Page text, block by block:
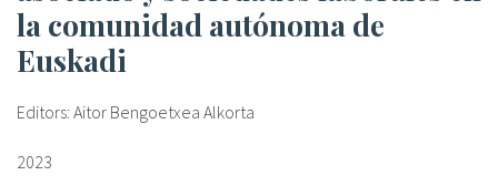
Our staff
la comunidad autónoma de
Euskadi
Editors: Aitor Bengoetxea Alkorta
2023